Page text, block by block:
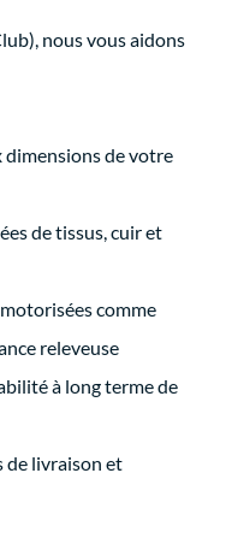
nous vous aidons
dimensions de votre
de tissus, cuir et
comme
releveuse
à long terme de
de livraison et